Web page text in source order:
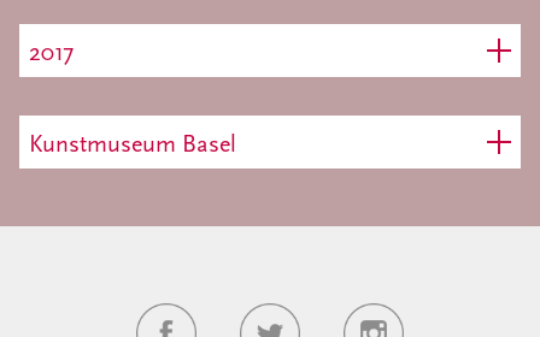
2017
Kunstmuseum Basel